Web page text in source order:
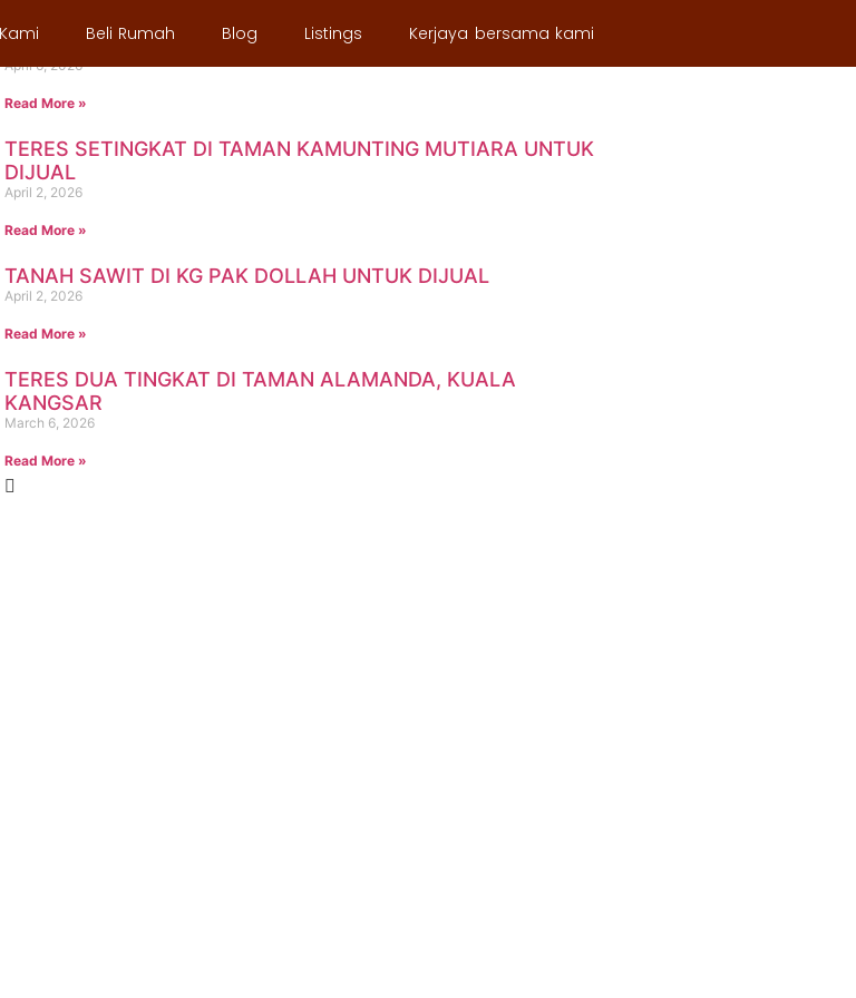
Beli Rumah Blog Listings Kerjaya bersama kami
SEMI D SETINGKAT DI TAMAN DESA MEKAR UNTUK DIJUAL
April 6, 2026
Read More »
TERES SETINGKAT DI TAMAN KAMUNTING MUTIARA UNTUK
DIJUAL
April 2, 2026
Read More »
TANAH SAWIT DI KG PAK DOLLAH UNTUK DIJUAL
April 2, 2026
Read More »
TERES DUA TINGKAT DI TAMAN ALAMANDA, KUALA
KANGSAR
March 6, 2026
Read More »